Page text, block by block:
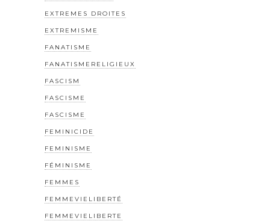
EXTREMES DROITES
EXTREMISME
FANATISME
FANATISMERELIGIEUX
FASCISM
FASCISME
FASCISME
FEMINICIDE
FEMINISME
FÉMINISME
FEMMES
FEMMEVIELIBERTÉ
FEMMEVIELIBERTE